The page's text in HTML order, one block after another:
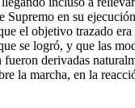
Supremo en su
el objetivo trazado
se logró, y que las
derivadas
la marcha, en la